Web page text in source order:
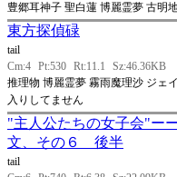
豊郷耳神子 聖白蓮 博麗霊夢 古明
東方探偵碌
tail
Cm:4 Pt:530 Rt:11.1
Sz:46.36KB
推理物 博麗霊夢 霧雨魔理沙 ジェ
入りしてません
"主人公たちの女子会"ー
文、その６ 後半
tail